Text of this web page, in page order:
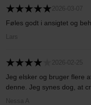
2026-03-07
Føles godt i ansigtet og
Lars
2026-02-25
Jeg elsker og bruger flere
denne. Jeg synes dog, at
Nessa A